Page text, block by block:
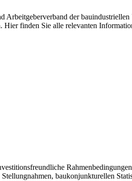
der
finden Sie alle relevanten
baukonjunkturellen